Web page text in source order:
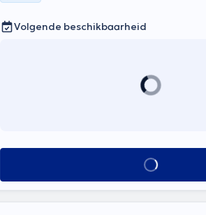
Volgende beschikbaarheid
Alles zien